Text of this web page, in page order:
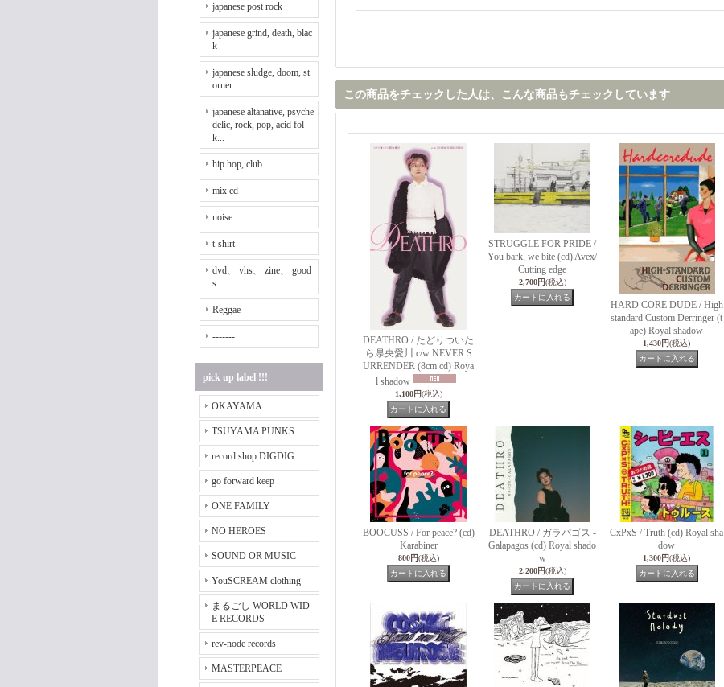
japanese post rock
japanese grind, death, blac
k
japanese sludge, doom, st
orner
japanese altanative, psyche
delic, rock, pop, acid fol
k...
hip hop, club
mix cd
noise
t-shirt
dvd、 vhs、 zine、 good
s
Reggae
-------
pick up label !!!
OKAYAMA
TSUYAMA PUNKS
record shop DIGDIG
go forward keep
ONE FAMILY
NO HEROES
SOUND OR MUSIC
YouSCREAM clothing
まるごし WORLD WID
E RECORDS
rev-node records
MASTERPEACE
この商品をチェックした人は、こんな商品もチェックしています
DEATHRO / たどりついた
ら県央愛川 c/w NEVER S
URRENDER (8cm cd) Roya
l shadow
1,100円(税込)
STRUGGLE FOR PRIDE /
You bark, we bite (cd) Avex/
Cutting edge
2,700円(税込)
HARD CORE DUDE / High
standard Custom Derringer (t
ape) Royal shadow
1,430円(税込)
BOOCUSS / For peace? (cd)
Karabiner
800円(税込)
DEATHRO / ガラパゴス -
Galapagos (cd) Royal shado
w
2,200円(税込)
CxPxS / Truth (cd) Royal sha
dow
1,300円(税込)